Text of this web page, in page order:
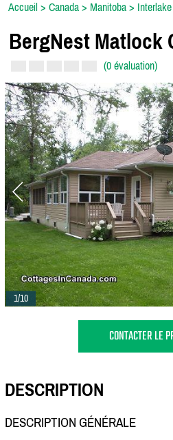
Accueil > Canada > Manitoba > Interlake
BergNest Matlock
(0 évaluation)
1/10
CONTACTER LE
DESCRIPTION
DESCRIPTION GÉNÉRALE